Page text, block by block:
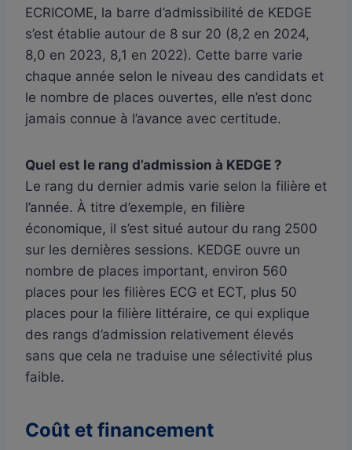
ECRICOME, la barre d’admissibilité de KEDGE
s’est établie autour de 8 sur 20 (8,2 en 2024,
8,0 en 2023, 8,1 en 2022). Cette barre varie
chaque année selon le niveau des candidats et
le nombre de places ouvertes, elle n’est donc
jamais connue à l’avance avec certitude.
Quel est le rang d’admission à KEDGE ?
Le rang du dernier admis varie selon la filière et
l’année. À titre d’exemple, en filière
économique, il s’est situé autour du rang 2500
sur les dernières sessions. KEDGE ouvre un
nombre de places important, environ 560
places pour les filières ECG et ECT, plus 50
places pour la filière littéraire, ce qui explique
des rangs d’admission relativement élevés
sans que cela ne traduise une sélectivité plus
faible.
Coût et financement